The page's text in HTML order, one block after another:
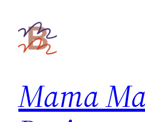
Inhalt
springen
Mama